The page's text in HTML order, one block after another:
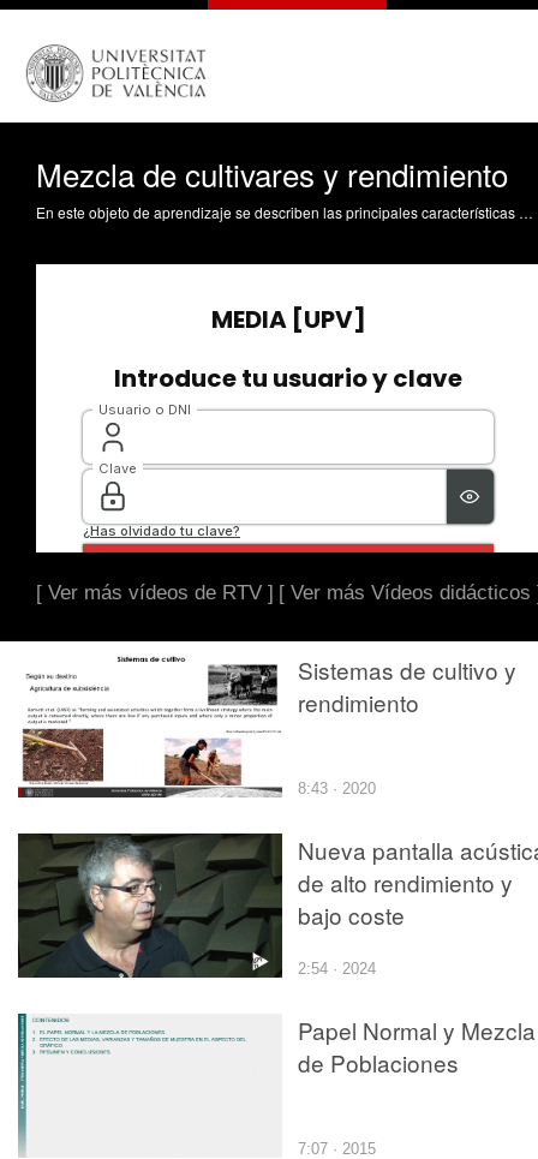
Mezcla de cultivares y rendimiento
En este objeto de aprendizaje se describen las principales características de las mezclas de cultivares y las variedades multilínea. Se analiza su efecto sobre la resistencia a enfermedades y su efecto sobre el rendimiento, así como las características principales para elegir los componentes de la mezcla. Leiva Brondo, M. (2020). Mezcla de cultivares y rendimiento. https://riunet.upv.es/handle/10251/145897 DER
[ Ver más vídeos de RTV ] [ Ver más Vídeos didácticos
Sistemas de cultivo y
rendimiento
8:43 · 2020
Nueva pantalla
de alto rendimiento y
bajo coste
2:54 · 2024
Papel Normal y Mezcla
de Poblaciones
7:07 · 2015